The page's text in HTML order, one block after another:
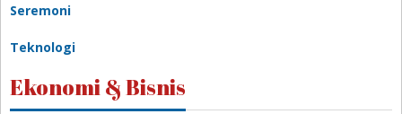
Seremoni
Teknologi
Ekonomi & Bisnis